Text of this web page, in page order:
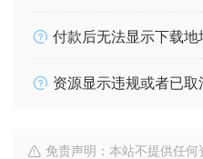
付款后无法显示下载地
资源显示违规或者已取
免责声明：本站不提供任